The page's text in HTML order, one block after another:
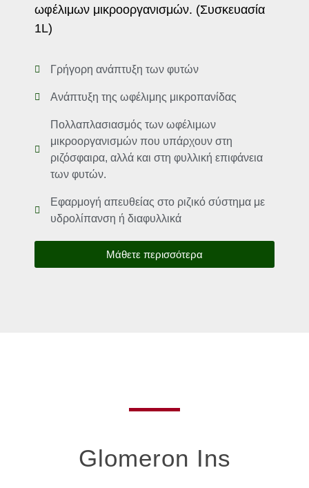
ωφέλιμων μικροοργανισμών. (Συσκευασία
1L)
Γρήγορη ανάπτυξη των φυτών
Ανάπτυξη της ωφέλιμης μικροπανίδας
Πολλαπλασιασμός των ωφέλιμων
μικροοργανισμών που υπάρχουν στη
ριζόσφαιρα, αλλά και στη φυλλική επιφάνεια
των φυτών.
Εφαρμογή απευθείας στο ριζικό σύστημα με
υδρολίπανση ή διαφυλλικά
Μάθετε περισσότερα
Glomeron Ins